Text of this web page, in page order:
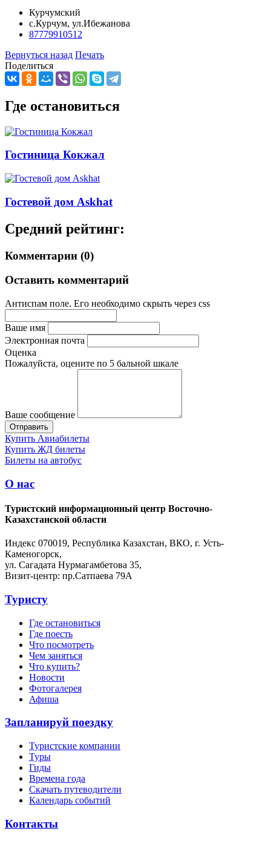
Курчумский
с.Курчум, ул.Ибежанова
87779910512
Вернуться назад Печать
Поделиться
Где остановиться
Гостиница Кокжал
Гостевой дом Askhat
Средний рейтинг:
Комментарии (0)
Оставить комментарий
Антиспам поле. Его необходимо скрыть через css
Ваше имя
Электронная почта
Оценка
Пожалуйста, оцените по 5 бальной шкале
Ваше сообщение
Купить Авиабилеты
Купить ЖД билеты
Билеты на автобус
О нас
Туристский информационный центр Восточно-
Казахстанской области
Индекс 070019, Республика Казахстан, ВКО, г. Усть-
Каменогорск,
ул. Сагадата Нурмагамбетова 35,
Визит-центр: пр.Сатпаева 79А
Туристу
Где остановиться
Где поесть
Что посмотреть
Чем заняться
Что купить?
Новости
Фотогалерея
Афиша
Запланируй поездку
Туристские компании
Туры
Гиды
Времена года
Скачать путеводители
Календарь событий
Контакты